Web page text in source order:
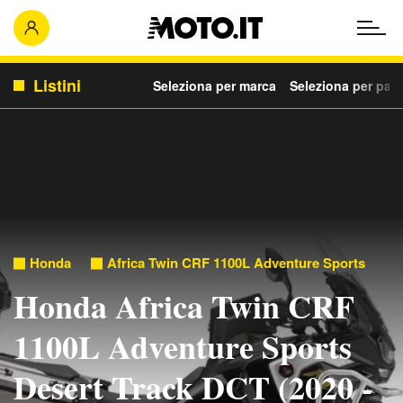
Listini Seleziona per marca Seleziona per
Honda Africa Twin CRF 1100L Adventure Sports
Honda Africa Twin CRF
1100L Adventure Sports
Desert Track DCT (2020 -